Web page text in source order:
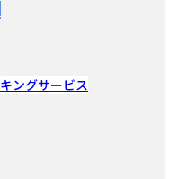
ングサービス